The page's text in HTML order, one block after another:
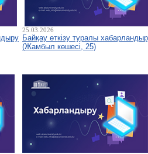
25.03.2026
Байқау өткізу туралы
(Жамбыл көшесі, 25)